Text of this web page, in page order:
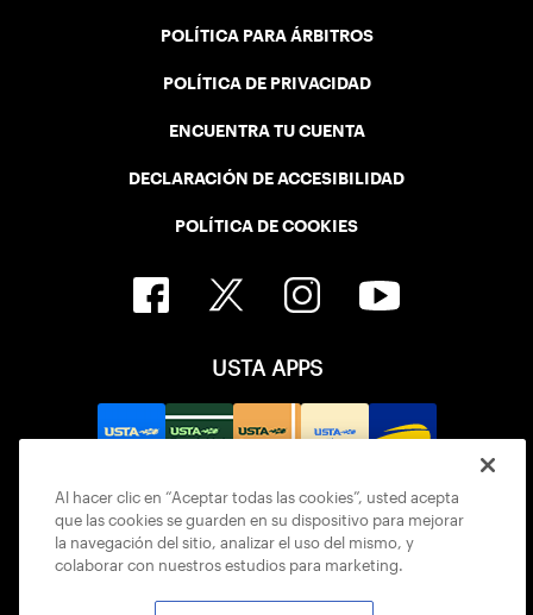
POLÍTICA PARA ÁRBITROS
POLÍTICA DE PRIVACIDAD
ENCUENTRA TU CUENTA
DECLARACIÓN DE ACCESIBILIDAD
POLÍTICA DE COOKIES
USTA APPS
Al hacer clic en “Aceptar todas las cookies”, usted acepta
que las cookies se guarden en su dispositivo para mejorar
la navegación del sitio, analizar el uso del mismo, y
colaborar con nuestros estudios para marketing.